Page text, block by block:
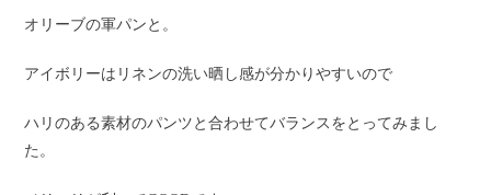
オリーブの軍パンと。
アイボリーはリネンの洗い晒し感が分かりやすいので
ハリのある素材のパンツと合わせてバランスをとってみまし
た。